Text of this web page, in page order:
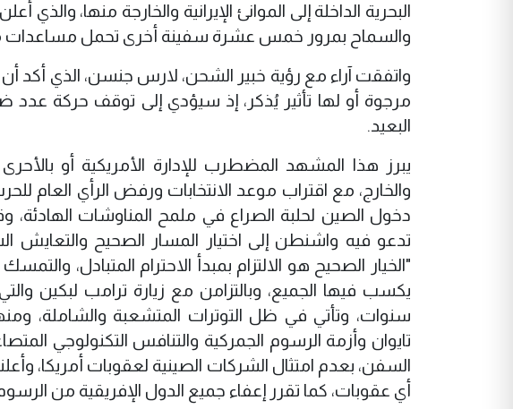
البحرية الداخلة إلى الموانئ الإيرانية والخارجة منها،
والسماح بمرور خمس عشرة سفينة أخرى تحمل مساعدات
واتفقت آراء مع رؤية خبير الشحن، لارس جنسن، الذي أكد أن
مرجوة أو لها تأثير يُذكر، إذ سيؤدي إلى توقف حركة
البعيد.
يبرز هذا المشهد المضطرب للإدارة الأمريكية أو
والخارج، مع اقتراب موعد الانتخابات ورفض الرأي العام
دخول الصين لحلبة الصراع في ملمح المناوشات الهادئة،
تدعو فيه واشنطن إلى اختيار المسار الصحيح والتعايش
"الخيار الصحيح هو الالتزام بمبدأ الاحترام المتبادل،
يكسب فيها الجميع، وبالتزامن مع زيارة ترامب لبكين
سنوات، وتأتي في ظل التوترات المتشعبة والشاملة،
تايوان وأزمة الرسوم الجمركية والتنافس التكنولوجي
السفن، بعدم امتثال الشركات الصينية لعقوبات أمريكا،
أي عقوبات، كما تقرر إعفاء جميع الدول الإفريقية من